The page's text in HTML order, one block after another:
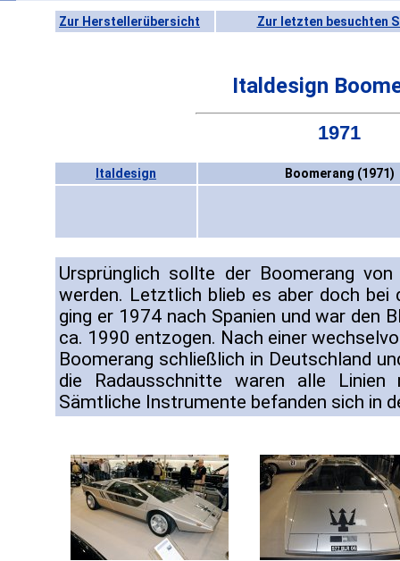
Zur Herstellerübersicht Zur letzten besuchten
Italdesign
1971
Italdesign Boomerang (1971)
Ursprünglich sollte der Boomerang
werden. Letztlich blieb es aber doch bei
ging er 1974 nach Spanien und war den
ca. 1990 entzogen. Nach einer
Boomerang schließlich in Deutschland
die Radausschnitte waren alle
Sämtliche Instrumente befanden sich in